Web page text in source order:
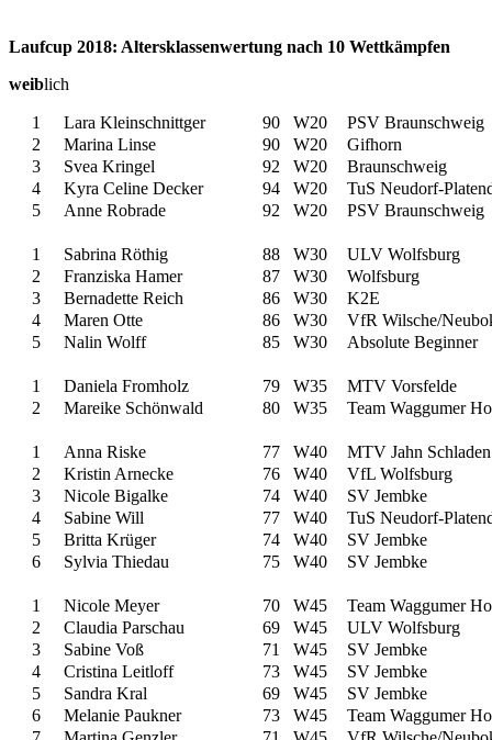
Laufcup 2018: Altersklassenwertung nach 10 Wettkämpfen
weiblich
1 Lara Kleinschnittger 90 W20
PSV Braunschweig
2
Marina Linse 90 W20
Gifhorn
3
Svea Kringel 92 W20
Braunschweig
4
Kyra Celine Decker 94 W20
TuS Neudorf-
5
Anne Robrade 92 W20 PSV Braunschweig
1 Sabrina Röthig 88 W30
ULV Wolfsburg
2
Franziska Hamer 87 W30
Wolfsburg
3
Bernadette Reich 86 W30
K2E
4
Maren Otte 86 W30
VfR Wilsche/
5
Nalin Wolff 85 W30 Absolute Beginner
1 Daniela Fromholz 79 W35
MTV Vorsfelde
2
Mareike Schönwald 80 W35 Team Waggumer
1 Anna Riske 77 W40
MTV Jahn Schladen
2
Kristin Arnecke 76 W40
VfL Wolfsburg
3
Nicole Bigalke 74 W40
SV Jembke
4
Sabine Will 77 W40
TuS Neudorf-
5
Britta Krüger 74 W40
SV Jembke
6
Sylvia Thiedau 75 W40 SV Jembke
1 Nicole Meyer 70 W45
Team Waggumer
2
Claudia Parschau 69 W45
ULV Wolfsburg
3
Sabine Voß 71 W45
SV Jembke
4
Cristina Leitloff 73 W45
SV Jembke
5
Sandra Kral 69 W45
SV Jembke
6
Melanie Paukner 73 W45
Team Waggumer